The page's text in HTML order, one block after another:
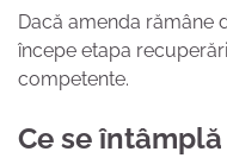
Dacă amenda rămâne
începe etapa
competente.
Ce se